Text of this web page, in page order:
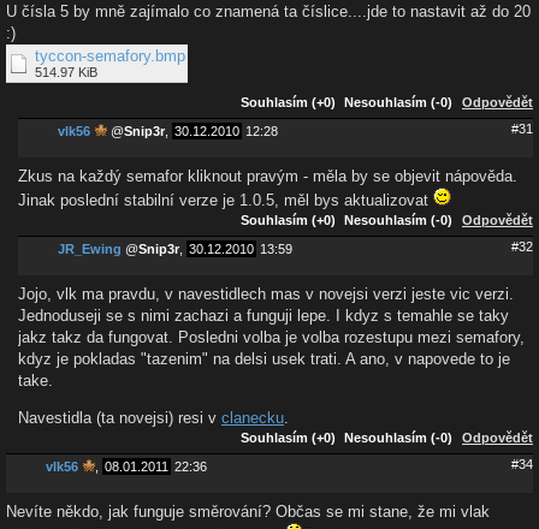
U čísla 5 by mně zajímalo co znamená ta číslice....jde to nastavit až do 20
:)
tyccon-semafory.bmp
514.97 KiB
Souhlasím (+0) Nesouhlasím (-0) Odpovědět
vlk56 @Snip3r 30.12.2010 12:28 #31
Zkus na každý semafor kliknout pravým - měla by se objevit nápověda.
Jinak poslední stabilní verze je 1.0.5, měl bys aktualizovat
Souhlasím (+0) Nesouhlasím (-0) Odpovědět
JR_Ewing @Snip3r 30.12.2010 13:59 #32
Jojo, vlk ma pravdu, v navestidlech mas v novejsi verzi jeste vic verzi.
Jednoduseji se s nimi zachazi a funguji lepe. I kdyz s temahle se taky
jakz takz da fungovat. Posledni volba je volba rozestupu mezi semafory,
kdyz je pokladas "tazenim" na delsi usek trati. A ano, v napovede to je
take.
Navestidla (ta novejsi) resi v clanecku
Souhlasím (+0) Nesouhlasím (-0) Odpovědět
vlk56 08.01.2011 22:36 #34
Nevíte někdo, jak funguje směrování? Občas se mi stane, že mi vlak